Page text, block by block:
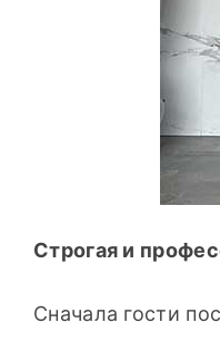
Строгая и
Сначала гости